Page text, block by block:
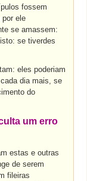
fossem
ele
se amassem:
se tiverdes
eles poderiam
dia mais, se
do
um erro
estas e outras
de serem
fileiras